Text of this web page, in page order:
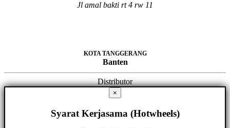
Jl amal bakti rt 4 rw 11
KOTA TANGGERANG
Banten
Distributor
×
Syarat Kerjasama (Hotwheels)